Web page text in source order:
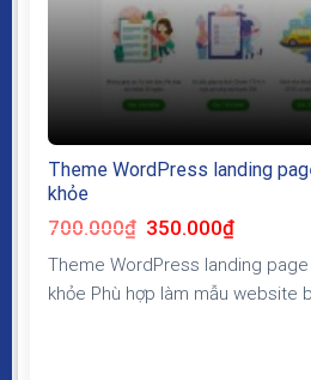
Theme WordPress landing
khỏe
700.000₫ Giá
gốc
là:
700.000₫.
350.000₫Giá
tại
là:
350.000₫.
Theme WordPress landing
khỏe Phù hợp làm mẫu website